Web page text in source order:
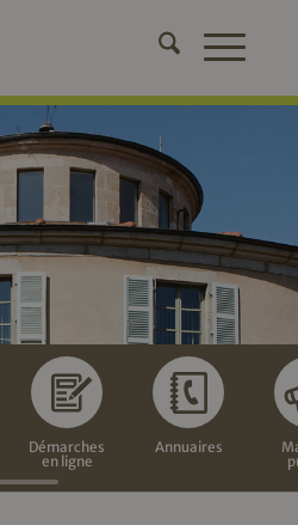
Démarches
en ligne
Annuaires